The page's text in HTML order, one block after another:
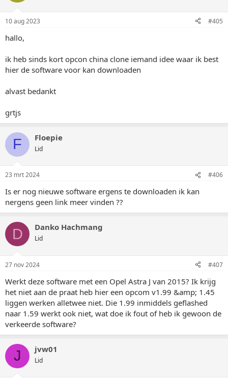
10 aug 2023 #405
hallo,
ik heb sinds kort opcon china clone iemand idee waar ik best
hier de software voor kan downloaden
alvast bedankt
grtjs
F Floepie
Lid
23 mrt 2024 #406
Is er nog nieuwe software ergens te downloaden ik kan
nergens geen link meer vinden ??
D Danko Hachmang
Lid
27 nov 2024 #407
Werkt deze software met een Opel Astra J van 2015? Ik krijg
het niet aan de praat heb hier een opcom v1.99 &amp; 1.45
liggen werken alletwee niet. Die 1.99 inmiddels geflashed
naar 1.59 werkt ook niet, wat doe ik fout of heb ik gewoon de
verkeerde software?
J jvw01
Lid